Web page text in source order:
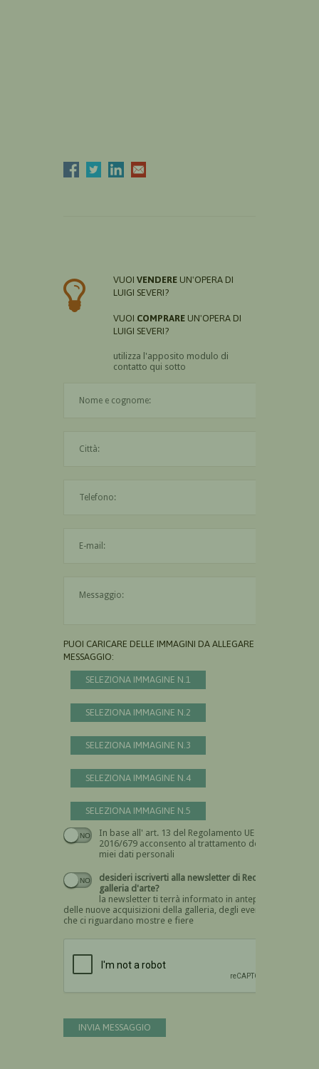
VUOI VENDERE UN'OPERA DI
LUIGI SEVERI?
VUOI COMPRARE UN'OPERA DI
LUIGI SEVERI?
utilizza l'apposito modulo di
contatto qui sotto
PUOI CARICARE DELLE IMMAGINI DA ALLEGARE AL
MESSAGGIO:
SELEZIONA IMMAGINE N.1
SELEZIONA IMMAGINE N.2
SELEZIONA IMMAGINE N.3
SELEZIONA IMMAGINE N.4
SELEZIONA IMMAGINE N.5
In base all' art. 13 del Regolamento UE n.
2016/679 acconsento al trattamento dei
miei dati personali
Devi dare il consenso
desideri iscriverti alla newsletter di Recta
galleria d'arte?
la newsletter ti terrà informato in anteprima
delle nuove acquisizioni della galleria, degli eventi
che ci riguardano mostre e fiere
INVIA MESSAGGIO